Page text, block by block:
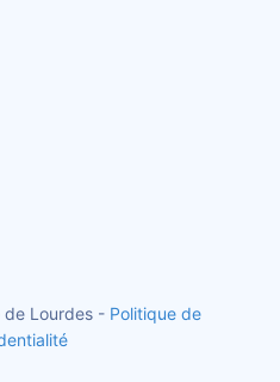
Lourdes - Politique de